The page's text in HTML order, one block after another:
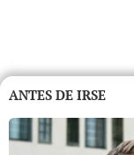
ANTES DE IRSE